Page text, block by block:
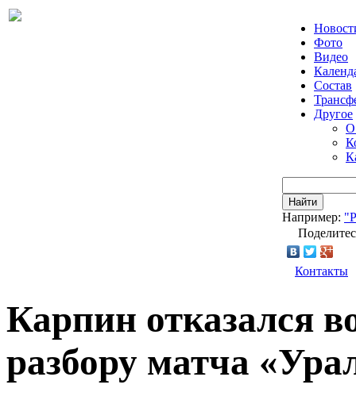
Фото
Видео
Состав
Другое
О
Найти
Например:
Контакты
Карпин отказался
разбору матча